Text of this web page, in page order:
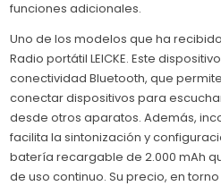
funciones adicionales.
Uno de los modelos que ha
Radio portátil LEICKE. Este
conectividad Bluetooth, que
conectar dispositivos para
desde otros aparatos. Además,
facilita la sintonización y
batería recargable de 2.000 mAh
de uso continuo. Su precio, en